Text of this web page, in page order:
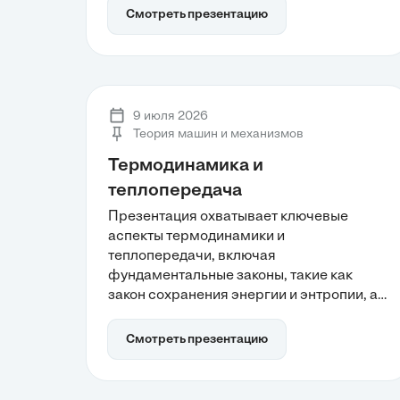
основой для промышленного
применения. Анализируя технические
производства и логистики, способствуя
Смотреть презентацию
9 июля 2026
Теория машин и механизмов
Термодинамика и
теплопередача
Презентация охватывает ключевые
аспекты термодинамики и
теплопередачи, включая
фундаментальные законы, такие как
закон сохранения энергии и энтропии, а
Понимание этих принципов позволяет
оптимизировать энергопотребление и
Смотреть презентацию